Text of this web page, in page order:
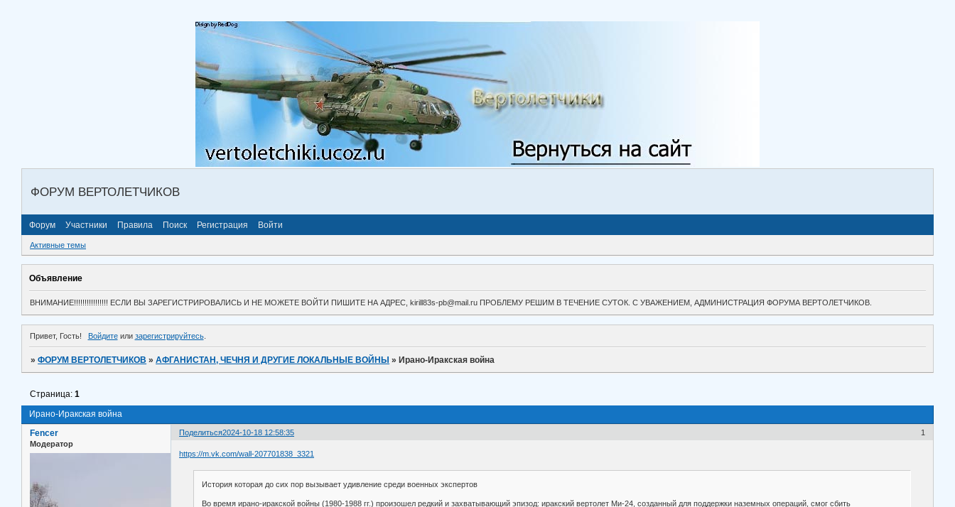
ФОРУМ ВЕРТОЛЕТЧИКОВ
Форум Участники Правила Поиск Регистрация Войти
Активные темы
Объявление
ВНИМАНИЕ!!!!!!!!!!!!!!!! ЕСЛИ ВЫ ЗАРЕГИСТРИРОВАЛИСЬ И НЕ МОЖЕТЕ ВОЙТИ ПИШИТЕ НА АДРЕС, kirill83s-pb@mail.ru ПРОБЛЕМУ РЕШИМ В ТЕЧЕНИЕ СУТОК. С УВАЖЕНИЕМ, АДМИНИСТРАЦИЯ ФОРУМА ВЕРТОЛЕТЧИКОВ.
Привет, Гость! Войдитеили зарегистрируйтесь.
»ФОРУМ ВЕРТОЛЕТЧИКОВ »АФГАНИСТАН, ЧЕЧНЯ И ДРУГИЕ ЛОКАЛЬНЫЕ ВОЙНЫ » Ирано-Иракская война
Ирано-Иракская война
Страница:1
Поделиться 1
2024-10-18 12:58:35
Fencer
Модератор
https://m.vk.com/wall-207701838_3321
История которая до сих пор вызывает удивление среди военных экспертов
Во время ирано-иракской войны (1980-1988 гг.) произошел редкий и захватывающий эпизод: иракский вертолет Ми-24, созданный для поддержки наземных операций, смог сбить